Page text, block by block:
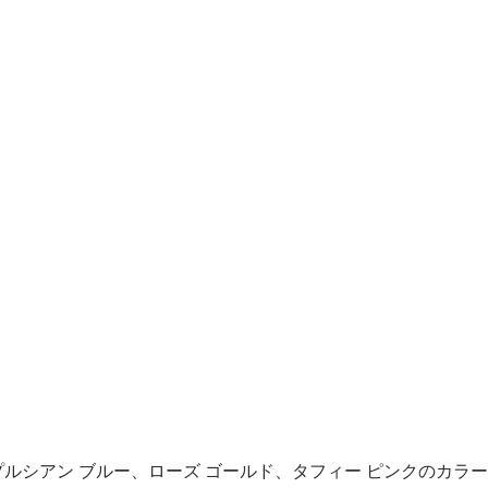
シアン ブルー、ローズ ゴールド、タフィー ピンクのカラ